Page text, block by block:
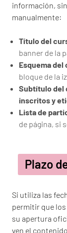
información,
manualmente:
Título del
banner de la
Esquema del
bloque de la
Subtítulo del
inscritos y
Lista de
de página, si
Plazo
Si utiliza las
permitir que
su apertura
ven el